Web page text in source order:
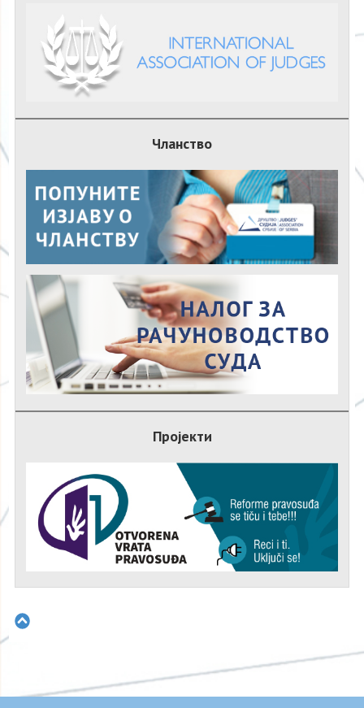
Чланство
Пројекти